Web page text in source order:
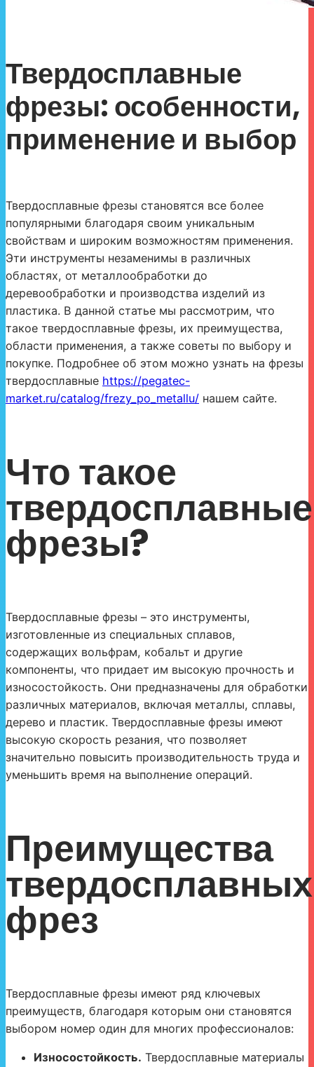
Твердосплавные
фрезы: особенности,
применение и выбор
Твердосплавные фрезы становятся все более
популярными благодаря своим уникальным
свойствам и широким возможностям применения.
Эти инструменты незаменимы в различных
областях, от металлообработки до
деревообработки и производства изделий из
пластика. В данной статье мы рассмотрим, что
такое твердосплавные фрезы, их преимущества,
области применения, а также советы по выбору и
покупке. Подробнее об этом можно узнать на фрезы
твердосплавные https://pegatec-
market.ru/catalog/frezy_po_metallu/ нашем сайте.
Что такое
твердосплавные
фрезы?
Твердосплавные фрезы – это инструменты,
изготовленные из специальных сплавов,
содержащих вольфрам, кобальт и другие
компоненты, что придает им высокую прочность и
износостойкость. Они предназначены для обработки
различных материалов, включая металлы, сплавы,
дерево и пластик. Твердосплавные фрезы имеют
высокую скорость резания, что позволяет
значительно повысить производительность труда и
уменьшить время на выполнение операций.
Преимущества
твердосплавных
фрез
Твердосплавные фрезы имеют ряд ключевых
преимуществ, благодаря которым они становятся
выбором номер один для многих профессионалов:
Износостойкость. Твердосплавные материалы